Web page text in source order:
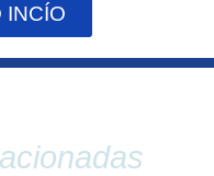
INCÍO